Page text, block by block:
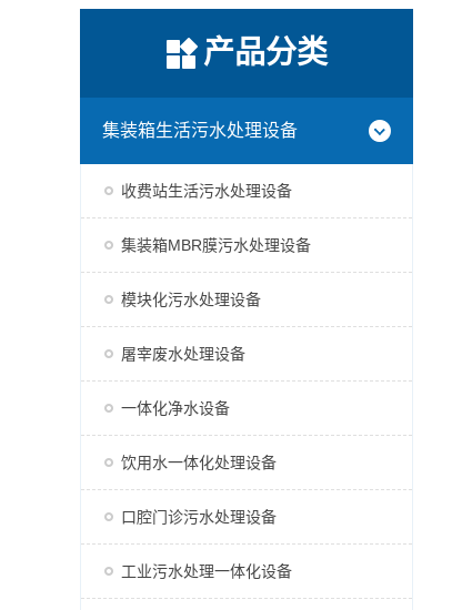
产品分类
集装箱生活污水处理设备
收费站生活污水处理设备
集装箱MBR膜污水处理设备
模块化污水处理设备
屠宰废水处理设备
一体化净水设备
饮用水一体化处理设备
口腔门诊污水处理设备
工业污水处理一体化设备